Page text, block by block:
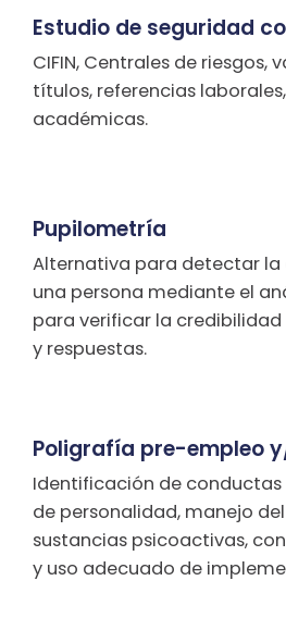
Estudio de seguridad
CIFIN, Centrales de riesgos,
títulos, referencias
académicas.
Pupilometría
Alternativa para detectar
una persona mediante el
para verificar la
y respuestas.
Poligrafía pre-empleo
Identificación de conductas
de personalidad, manejo
sustancias psicoactivas,
y uso adecuado de